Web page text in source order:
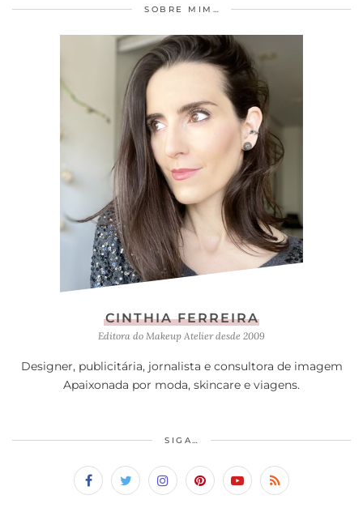
SOBRE MIM…
CINTHIA FERREIRA
Editora do Makeup Atelier desde 2009
Designer, publicitária, jornalista e consultora de imagem
Apaixonada por moda, skincare e viagens.
SIGA…